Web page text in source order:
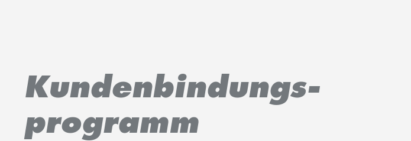
Kundenbindungs-
programm